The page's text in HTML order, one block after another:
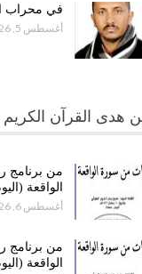
في محراب
أغسطس 5, 2026
هدى القرآن الكريم
من برنامج
الواقعة
أغسطس 6, 2026
من برنامج
الواقعة